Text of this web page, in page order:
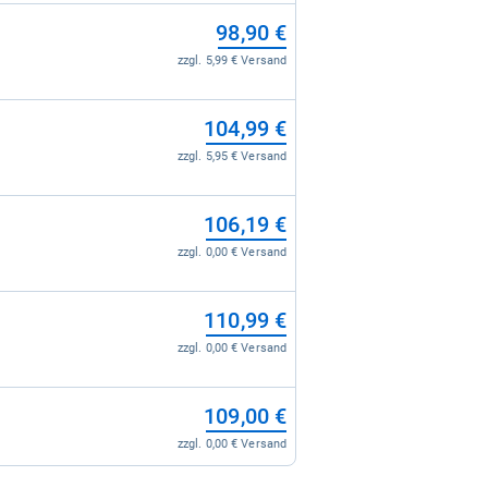
98,90 €
zzgl. 5,99 € Versand
104,99 €
zzgl. 5,95 € Versand
106,19 €
zzgl. 0,00 € Versand
110,99 €
zzgl. 0,00 € Versand
109,00 €
zzgl. 0,00 € Versand